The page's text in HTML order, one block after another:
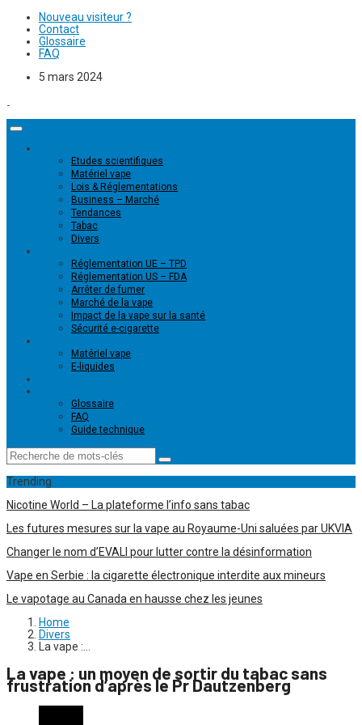
Nouveau visiteur ?
Contact
Glossaire
FAQ
5 mars 2024
Etudes scientifiques
Matériel vape
Lois & Réglementations
Business – Marché
Tendances
Tabac
Divers
Réglementation UE – TPD
Réglementation US – FDA
Arrêter de fumer
Marché de la vape
Impact de la vape sur la santé
Sécurité e-cigarette
Matériel vape
E-liquides
Glossaire
FAQ
Guide technique
Trending
Nicotine World – La plateforme l’info sans tabac
Les futures mesures sur la vape au Royaume-Uni saluées par UKVIA
Changer le nom d’EVALI pour lutter contre la désinformation
Vape en Serbie : la cigarette électronique interdite aux mineurs
Le vapotage au Canada en hausse chez les jeunes
Home
Divers
La vape :…
La vape : un moyen de sortir du tabac sans
frustration d’après le Pr Dautzenberg